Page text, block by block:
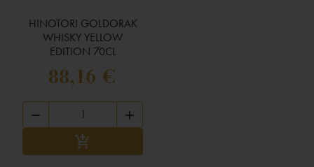
HINOTORI GOLDORAK
WHISKY YELLOW
EDITION 70CL
88,16 €
 
